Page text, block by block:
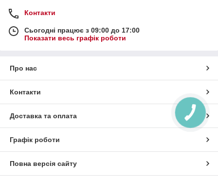
Контакти
Сьогодні працює з 09:00 до 17:00
Показати весь графік роботи
Про нас
Контакти
Доставка та оплата
Графік роботи
Повна версія сайту
КНОПКА
ЗВ'ЯЗКУ